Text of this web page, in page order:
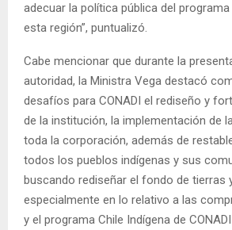
adecuar la política pública del
esta región”, puntualizó.
Cabe mencionar que durante la
autoridad, la Ministra Vega destacó
desafíos para CONADI el rediseño y
de la institución, la implementación de
toda la corporación, además de
todos los pueblos indígenas y sus
buscando rediseñar el fondo de tierras
especialmente en lo relativo a las
y el programa Chile Indígena de